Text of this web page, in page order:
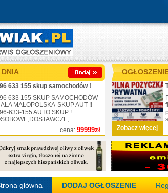
DNIA
cena: 99999zł
633 155 skup samochodów !
633 155 SKUP SAMOCHODÓW
MAŁOPOLSKA-SKUP AUT !!
633-155 AUTO SKUP !
Zobacz więcej
główna DODAJ OGŁOSZENIE